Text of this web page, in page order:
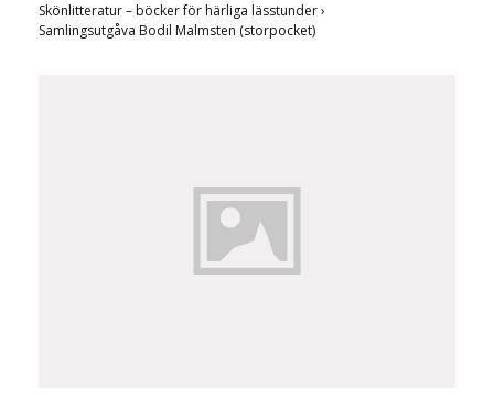
Skönlitteratur – böcker för härliga lässtunder›
Samlingsutgåva Bodil Malmsten (storpocket)